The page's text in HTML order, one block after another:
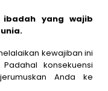
yang wajib
kewajiban ini
konsekuensi
Anda ke